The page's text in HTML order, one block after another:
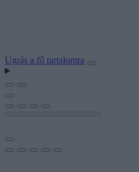
Ugrás a fő tartalomra